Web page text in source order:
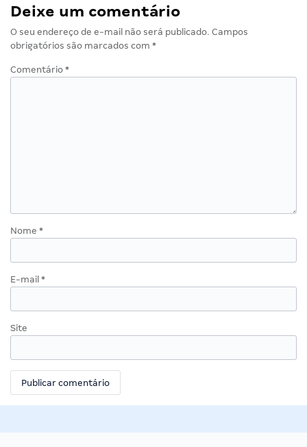
Deixe um comentário
O seu endereço de e-mail não será publicado. Campos
obrigatórios são marcados com *
Comentário *
Nome *
E-mail *
Site